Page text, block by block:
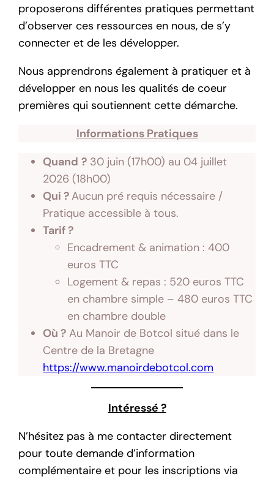
proposerons différentes pratiques permettant
d’observer ces ressources en nous, de s’y
connecter et de les développer.
Nous apprendrons également à pratiquer et à
développer en nous les qualités de coeur
premières qui soutiennent cette démarche.
Informations Pratiques
Quand ? 30 juin (17h00) au 04 juillet
2026 (18h00)
Qui ?Aucun pré requis nécessaire /
Pratique accessible à tous.
Tarif ?
Encadrement & animation : 400
euros TTC
Logement & repas : 520 euros TTC
en chambre simple – 480 euros TTC
en chambre double
Où ? Au Manoir de Botcol situé dans le
Centre de la Bretagne
https://www.manoirdebotcol.com
Intéressé ?
N’hésitez pas à me contacter directement
pour toute demande d’information
complémentaire et pour les inscriptions via